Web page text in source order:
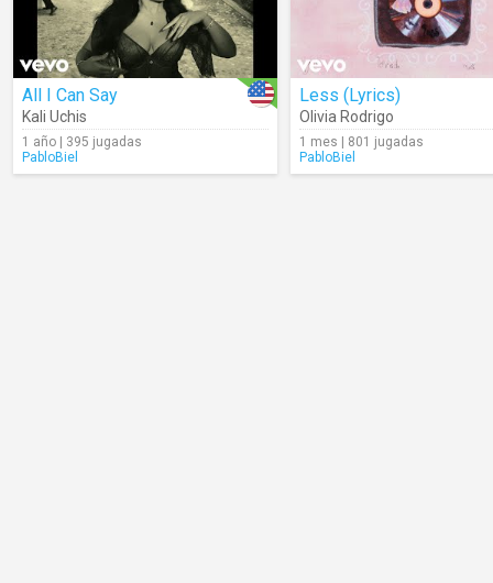
All I Can Say
Kali Uchis
1 año | 395 jugadas
PabloBiel
Less (Lyrics)
Olivia Rodrigo
1 mes | 801 jugadas
PabloBiel